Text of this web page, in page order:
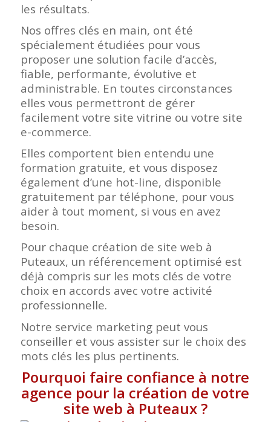
les résultats.
Nos offres clés en main, ont été
spécialement étudiées pour vous
proposer une solution facile d’accès,
fiable, performante, évolutive et
administrable. En toutes circonstances
elles vous permettront de gérer
facilement votre site vitrine ou votre site
e-commerce.
Elles comportent bien entendu une
formation gratuite, et vous disposez
également d’une hot-line, disponible
gratuitement par téléphone, pour vous
aider à tout moment, si vous en avez
besoin.
Pour chaque création de site web à
Puteaux, un référencement optimisé est
déjà compris sur les mots clés de votre
choix en accords avec votre activité
professionnelle.
Notre service marketing peut vous
conseiller et vous assister sur le choix des
mots clés les plus pertinents.
Pourquoi faire confiance à notre
agence pour la création de votre
site web à Puteaux?